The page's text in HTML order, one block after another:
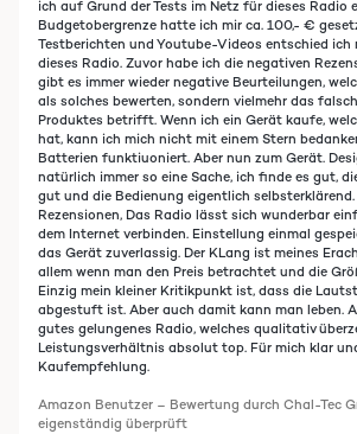
ich auf Grund der Tests im Netz für dieses Radio
Budgetobergrenze hatte ich mir ca. 100,- €
Testberichten und Youtube-Videos entschied
dieses Radio. Zuvor habe ich die negativen
gibt es immer wieder negative Beurteilungen,
als solches bewerten, sondern vielmehr das
Produktes betrifft. Wenn ich ein Gerät kaufe,
hat, kann ich mich nicht mit einem Stern
Batterien funktiuoniert. Aber nun zum Gerät.
natürlich immer so eine Sache, ich finde es gut,
gut und die Bedienung eigentlich
Rezensionen, Das Radio lässt sich wunderbar
dem Internet verbinden. Einstellung einmal
das Gerät zuverlassig. Der KLang ist meines
allem wenn man den Preis betrachtet und die
Einzig mein kleiner Kritikpunkt ist, dass die
abgestuft ist. Aber auch damit kann man leben.
gutes gelungenes Radio, welches qualitativ
Leistungsverhältnis absolut top. Für mich klar
Kaufempfehlung.
Amazon Benutzer – Bewertung durch Chal-Tec
eigenständig überprüft